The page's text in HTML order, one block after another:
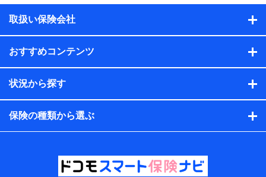
ル内容や送信履歴の情報及び保険の更改案内等を提供し
保険契約情報
当社または株式会社NTTドコモ・フィナンシャルグルー
プが取得し、又は保有する保険契約に関する情報。例と
して、保険契約者及び被保険者の氏名、住所、生年月
日、性別、保険契約者と被保険者の関係、保険加入の目
的、保険商品の内容、保険料、保険料のお支払方法、車
のメーカーや走行距離などの情報、建物の構造や築年数
などの情報、ペットの種類や年齢などの情報などが含ま
提供当事者から受領当事者が個人データを取得する方法
電子的・電磁的方法等
取扱い保険会社
おすすめコンテンツ
状況から探す
保険の種類から選ぶ